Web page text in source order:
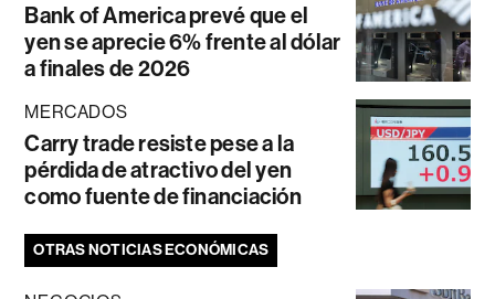
Bank of America prevé que el
yen se aprecie 6% frente al dólar
a finales de 2026
MERCADOS
Carry trade resiste pese a la
pérdida de atractivo del yen
como fuente de financiación
OTRAS NOTICIAS ECONÓMICAS